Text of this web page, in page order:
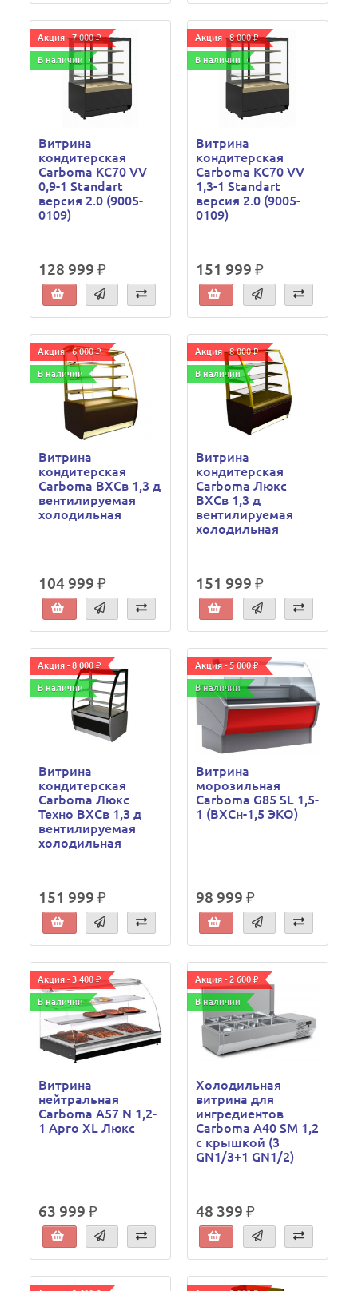
Акция - 7 000 ₽
В наличии
Витрина
кондитерская
Carboma KC70 VV
0,9-1 Standart
версия 2.0 (9005-
0109)
128 999 ₽
Акция - 8 000 ₽
В наличии
Витрина
кондитерская
Carboma KC70 VV
1,3-1 Standart
версия 2.0 (9005-
0109)
151 999 ₽
Акция - 6 000 ₽
В наличии
Витрина
кондитерская
Carboma ВХСв 1,3 д
вентилируемая
холодильная
104 999 ₽
Акция - 8 000 ₽
В наличии
Витрина
кондитерская
Carboma Люкс
ВХСв 1,3 д
вентилируемая
холодильная
151 999 ₽
Акция - 8 000 ₽
В наличии
Витрина
кондитерская
Carboma Люкс
Техно ВХСв 1,3 д
вентилируемая
холодильная
151 999 ₽
Акция - 5 000 ₽
В наличии
Витрина
морозильная
Carboma G85 SL 1,5-
1 (ВХСн-1,5 ЭКО)
98 999 ₽
Акция - 3 400 ₽
В наличии
Витрина
нейтральная
Carboma А57 N 1,2-
1 Арго XL Люкс
63 999 ₽
Акция - 2 600 ₽
В наличии
Холодильная
витрина для
ингредиентов
Carboma A40 SM 1,2
с крышкой (3
GN1/3+1 GN1/2)
48 399 ₽